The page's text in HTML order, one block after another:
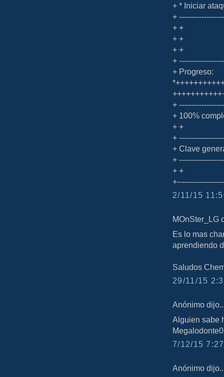
+ * Iniciar
+
+ +
+ +
+ +
+
+ Progreso:
+
+ 100%
+ +
+
+ Clave
+
+ +
2/11/15
MOnSter_LG
Es lo mas
aprendiendo
Saludos
29/11/15
Anónimo
Alguien sabe
7/12/15
Anónimo